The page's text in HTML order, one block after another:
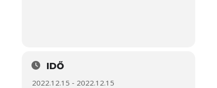
IDŐ
2022.12.15 - 2022.12.15